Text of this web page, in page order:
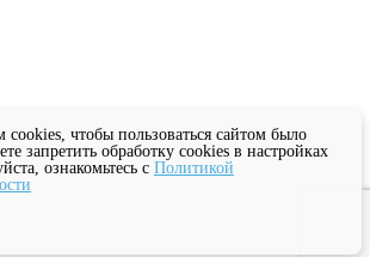
чтобы пользоваться сайтом было
запретить обработку cookies в настройках
ознакомьтесь с Политикой